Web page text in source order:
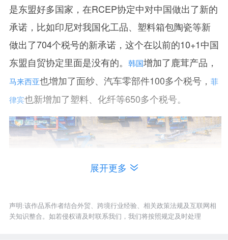
是东盟好多国家，在RCEP协定中对中国做出了新的
承诺，比如印尼对我国化工品、塑料箱包陶瓷等新
做出了704个税号的新承诺，这个在以前的10+1中国
东盟自贸协定里面是没有的。 韩国增加了鹿茸产品，
马来西亚也增加了面纱、汽车零部件100多个税号， 菲
律宾也新增加了塑料、化纤等650多个税号。
进口机遇
展开更多
声明:该作品系作者结合外贸、跨境行业经验、相关政策法规及互联网相
关知识整合。如若侵权请及时联系我们，我们将按照规定及时处理